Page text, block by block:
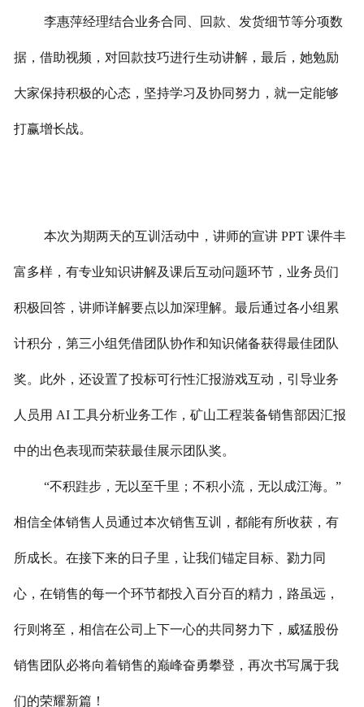
李惠萍经理结合业务合同、回款、发货细节等分项数
据，借助视频，对回款技巧进行生动讲解，最后，她勉励
大家保持积极的心态，坚持学习及协同努力，就一定能够
打赢增长战。
本次为期两天的互训活动中，讲师的宣讲 PPT 课件丰
富多样，有专业知识讲解及课后互动问题环节，业务员们
积极回答，讲师详解要点以加深理解。最后通过各小组累
计积分，第三小组凭借团队协作和知识储备获得最佳团队
奖。此外，还设置了投标可行性汇报游戏互动，引导业务
人员用 AI 工具分析业务工作，矿山工程装备销售部因汇报
中的出色表现而荣获最佳展示团队奖。
“不积跬步，无以至千里；不积小流，无以成江海。”
相信全体销售人员通过本次销售互训，都能有所收获，有
所成长。在接下来的日子里，让我们锚定目标、勠力同
心，在销售的每一个环节都投入百分百的精力，路虽远，
行则将至，相信在公司上下一心的共同努力下，威猛股份
销售团队必将向着销售的巅峰奋勇攀登，再次书写属于我
们的荣耀新篇！